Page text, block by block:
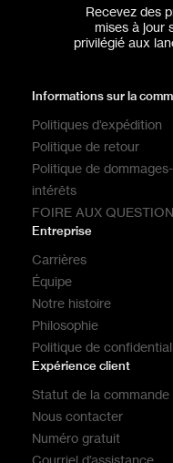
Recevez des
mises à jour
privilégié aux
Informations sur la
Politiques d’expédition
Politique de retour
Politique de dommages-
intérêts
FOIRE AUX
Entreprise
Carrières
Équipe
Notre histoire
Philosophie
Politique de
Expérience client
Statut de la commande
Nous contacter
Numéro gratuit
Courriel d’assistance